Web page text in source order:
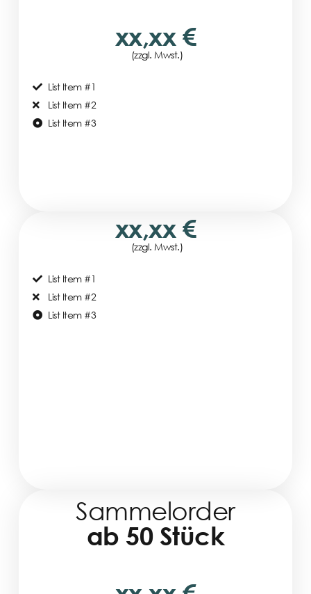
xx,xx €
(zzgl. Mwst.)
List Item #1
List Item #2
List Item #3
xx,xx €
(zzgl. Mwst.)
List Item #1
List Item #2
List Item #3
Sammelorder
ab 50 Stück